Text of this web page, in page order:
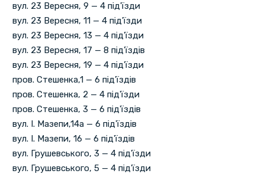
вул. 23 Вересня, 9 — 4 під'їзди
вул. 23 Вересня, 11 — 4 під'їзди
вул. 23 Вересня, 13 — 4 під'їзди
вул. 23 Вересня, 17 — 8 під'їздів
вул. 23 Вересня, 19 — 4 під'їзди
пров. Стешенка,1 — 6 під'їздів
пров. Стешенка, 2 — 4 під'їзди
пров. Стешенка, 3 — 6 під'їздів
вул. І. Мазепи,14а — 6 під'їздів
вул. І. Мазепи, 16 — 6 під'їздів
вул. Грушевського, 3 — 4 під'їзди
вул. Грушевського, 5 — 4 під'їзди